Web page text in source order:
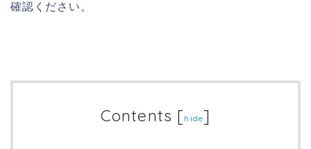
確認ください。
Contents [hide]